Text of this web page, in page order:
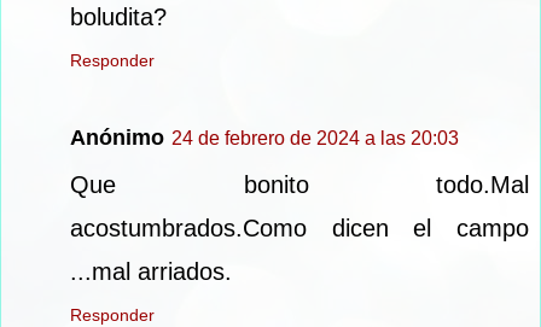
boludita?
Responder
Anónimo 24 de febrero de 2024 a las 20:03
Que bonito todo.Mal
acostumbrados.Como dicen el campo
...mal arriados.
Responder